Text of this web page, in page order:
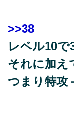
>>38
レベル10で
それに加え
つまり特攻